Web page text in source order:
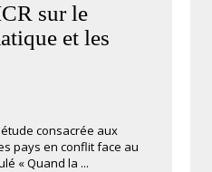
sur le
et les
consacrée aux
pays en conflit face au
« Quand la ...